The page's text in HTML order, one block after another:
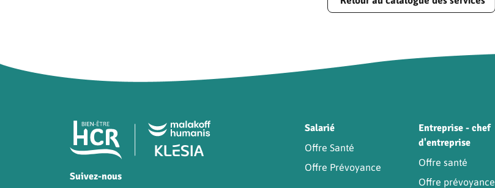
Pied de page HCR Bien-Être
Suivez-nous
Salarié
Offre Santé
Offre Prévoyance
Entreprise - chef
d'entreprise
Offre santé
Offre prévoyance